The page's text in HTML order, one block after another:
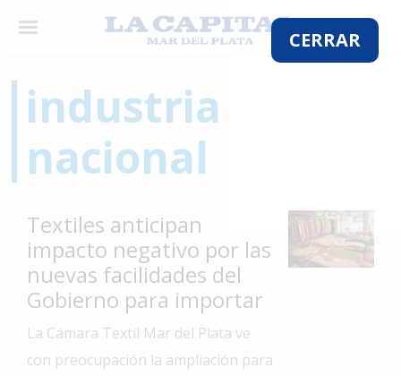
CERRAR
×
País
La
Zona
Cultura
Tecnología
Gastronomía
industria
nacional
Textiles anticipan
impacto negativo por las
nuevas facilidades del
Gobierno para importar
La Cámara Textil Mar del Plata ve
con preocupación la ampliación para